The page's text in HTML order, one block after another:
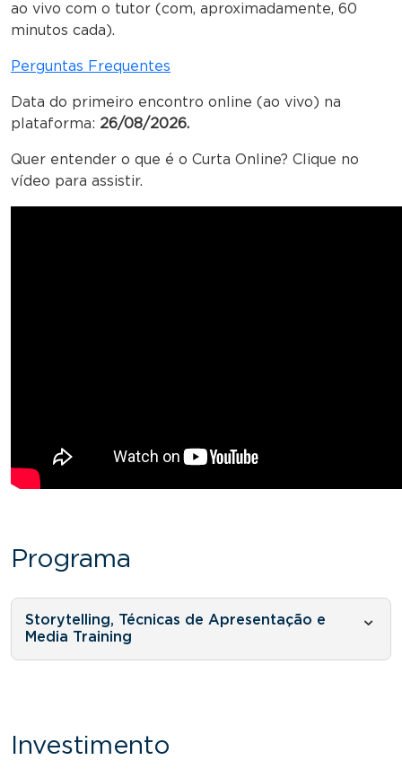
ao vivo com o tutor (com, aproximadamente, 60
minutos cada).
Perguntas Frequentes
Data do primeiro encontro online (ao vivo) na
plataforma: 26/08/2026.
Quer entender o que é o Curta Online? Clique no
vídeo para assistir.
Programa
Storytelling, Técnicas de Apresentação e
Media Training
Investimento